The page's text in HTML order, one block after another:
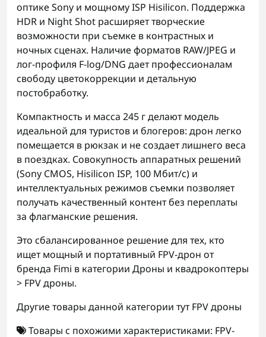
оптике Sony и мощному ISP Hisilicon. Поддержка
HDR и Night Shot расширяет творческие
возможности при съемке в контрастных и
ночных сценах. Наличие форматов RAW/JPEG и
лог-профиля F-log/DNG дает профессионалам
свободу цветокоррекции и детальную
постобработку.
Компактность и масса 245 г делают модель
идеальной для туристов и блогеров: дрон легко
помещается в рюкзак и не создает лишнего веса
в поездках. Совокупность аппаратных решений
(Sony CMOS, Hisilicon ISP, 100 Мбит/с) и
интеллектуальных режимов съемки позволяет
получать качественный контент без переплаты
за флагманские решения.
Это сбалансированное решение для тех, кто
ищет мощный и портативный FPV-дрон от
бренда Fimi в категории Дроны и квадрокоптеры
> FPV дроны.
Другие товары данной категории тутFPV дроны
Товары с похожими характеристиками: FPV-